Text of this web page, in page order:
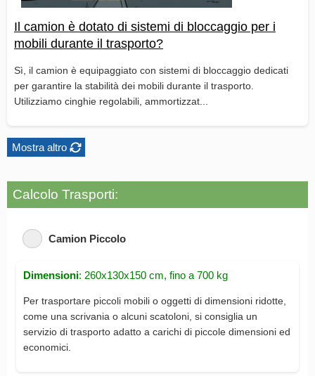
Il camion è dotato di sistemi di bloccaggio per i
mobili durante il trasporto?
Sì, il camion è equipaggiato con sistemi di bloccaggio dedicati
per garantire la stabilità dei mobili durante il trasporto.
Utilizziamo cinghie regolabili, ammortizzat...
Mostra altro
Calcolo Trasporti:
Camion Piccolo
Dimensioni: 260x130x150 cm, fino a 700 kg
Per trasportare piccoli mobili o oggetti di dimensioni ridotte,
come una scrivania o alcuni scatoloni, si consiglia un
servizio di trasporto adatto a carichi di piccole dimensioni ed
economici.